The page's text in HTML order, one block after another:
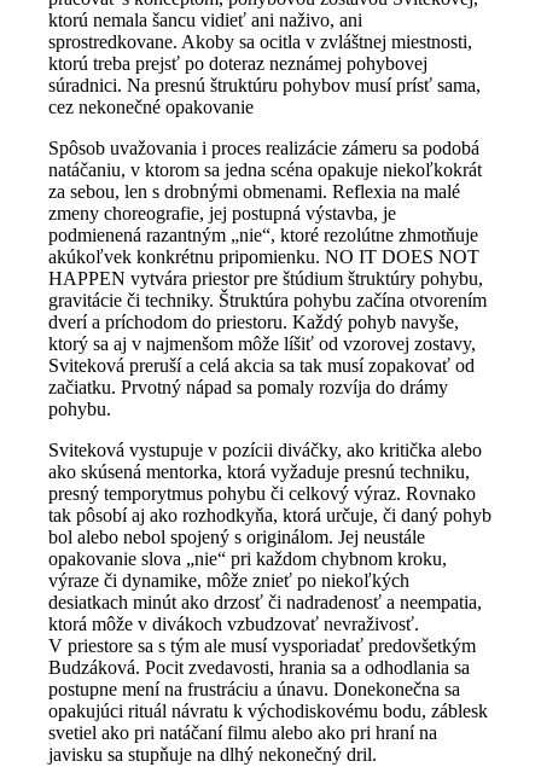
ktorú nemala šancu vidieť ani naživo, ani
sprostredkovane. Akoby sa ocitla v zvláštnej miestnosti,
ktorú treba prejsť po doteraz neznámej pohybovej
súradnici. Na presnú štruktúru pohybov musí prísť sama,
cez nekonečné opakovanie
Spôsob uvažovania i proces realizácie zámeru sa podobá
natáčaniu, v ktorom sa jedna scéna opakuje niekoľkokrát
za sebou, len s drobnými obmenami. Reflexia na malé
zmeny choreografie, jej postupná výstavba, je
podmienená razantným „nie“, ktoré rezolútne zhmotňuje
akúkoľvek konkrétnu pripomienku. NO IT DOES NOT
HAPPEN vytvára priestor pre štúdium štruktúry pohybu,
gravitácie či techniky. Štruktúra pohybu začína otvorením
dverí a príchodom do priestoru. Každý pohyb navyše,
ktorý sa aj v najmenšom môže líšiť od vzorovej zostavy,
Sviteková preruší a celá akcia sa tak musí zopakovať od
začiatku. Prvotný nápad sa pomaly rozvíja do drámy
pohybu.
Sviteková vystupuje v pozícii diváčky, ako kritička alebo
ako skúsená mentorka, ktorá vyžaduje presnú techniku,
presný temporytmus pohybu či celkový výraz. Rovnako
tak pôsobí aj ako rozhodkyňa, ktorá určuje, či daný pohyb
bol alebo nebol spojený s originálom. Jej neustále
opakovanie slova „nie“ pri každom chybnom kroku,
výraze či dynamike, môže znieť po niekoľkých
desiatkach minút ako drzosť či nadradenosť a neempatia,
ktorá môže v divákoch vzbudzovať nevraživosť.
V priestore sa s tým ale musí vysporiadať predovšetkým
Budzáková. Pocit zvedavosti, hrania sa a odhodlania sa
postupne mení na frustráciu a únavu. Donekonečna sa
opakujúci rituál návratu k východiskovému bodu, záblesk
svetiel ako pri natáčaní filmu alebo ako pri hraní na
javisku sa stupňuje na dlhý nekonečný dril.